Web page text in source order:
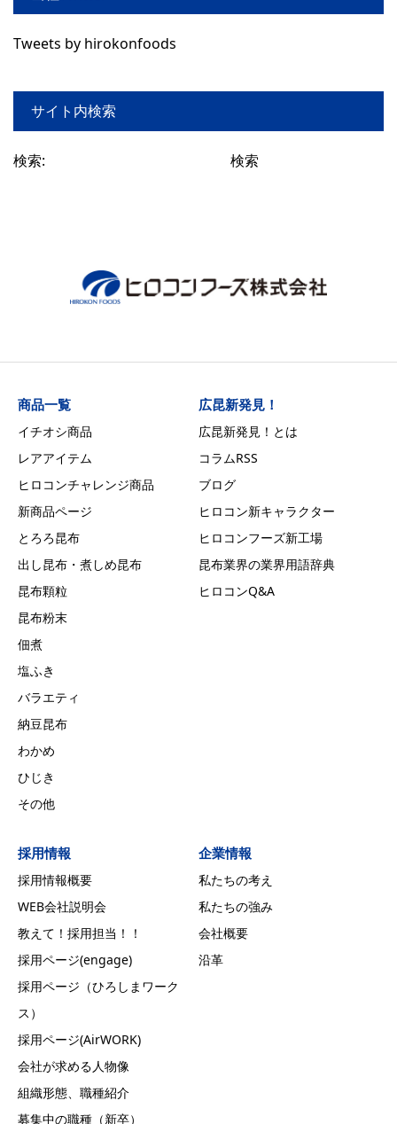
Tweets by hirokonfoods
サイト内検索
検索:
商品一覧
イチオシ商品
レアアイテム
ヒロコンチャレンジ商品
新商品ページ
とろろ昆布
出し昆布・煮しめ昆布
昆布顆粒
昆布粉末
佃煮
塩ふき
バラエティ
納豆昆布
わかめ
ひじき
その他
広昆新発見！
広昆新発見！とは
コラムRSS
ブログ
ヒロコン新キャラクター
ヒロコンフーズ新工場
昆布業界の業界用語辞典
ヒロコンQ&A
採用情報
採用情報概要
WEB会社説明会
教えて！採用担当！！
採用ページ(engage)
採用ページ（ひろしまワーク
ス）
採用ページ(AirWORK)
会社が求める人物像
組織形態、職種紹介
募集中の職種（新卒）
企業情報
私たちの考え
私たちの強み
会社概要
沿革